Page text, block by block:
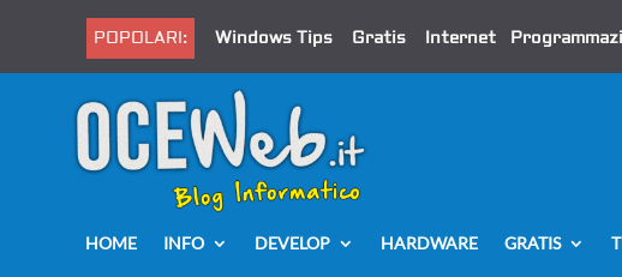
POPOLARI: Windows Tips Gratis Internet
HOME INFO DEVELOP HARDWARE GRATIS